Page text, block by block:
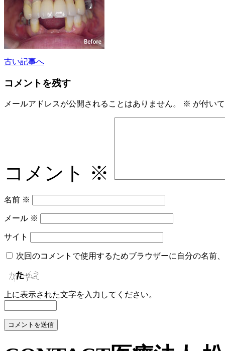
古い記事へ
コメントを残す
メールアドレスが公開されることはありません。 ※ が付い
コメント ※
名前 ※
メール ※
サイト
次回のコメントで使用するためブラウザーに自分の名前
上に表示された文字を入力してください。